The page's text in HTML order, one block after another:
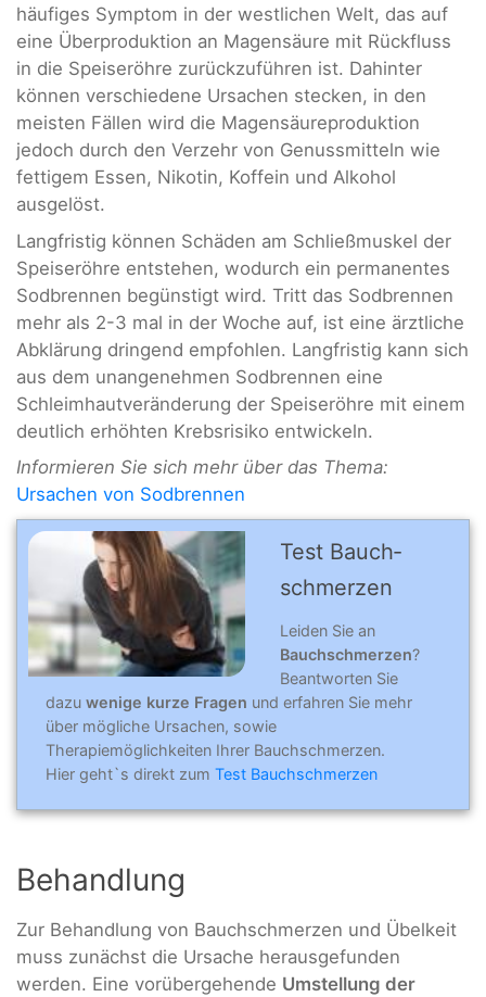
häufiges Symptom in der westlichen Welt, das auf
eine Überproduktion an Magensäure mit Rückfluss
in die Speiseröhre zurückzuführen ist. Dahinter
können verschiedene Ursachen stecken, in den
meisten Fällen wird die Magensäureproduktion
jedoch durch den Verzehr von Genussmitteln wie
fettigem Essen, Nikotin, Koffein und Alkohol
ausgelöst.
Langfristig können Schäden am Schließmuskel der
Speiseröhre entstehen, wodurch ein permanentes
Sodbrennen begünstigt wird. Tritt das Sodbrennen
mehr als 2-3 mal in der Woche auf, ist eine ärztliche
Abklärung dringend empfohlen. Langfristig kann sich
aus dem unangenehmen Sodbrennen eine
Schleimhautveränderung der Speiseröhre mit einem
deutlich erhöhten Krebsrisiko entwickeln.
Informieren Sie sich mehr über das Thema:
Ursachen von Sodbrennen
Test Bauch­
schmerzen
Leiden Sie an
Bauchschmerzen?
Beantworten Sie
dazu wenige kurze Fragen und erfahren Sie mehr
über mögliche Ursachen, sowie
Therapiemöglichkeiten Ihrer Bauchschmerzen.
Hier geht`s direkt zum Test Bauchschmerzen
Behandlung
Zur Behandlung von Bauchschmerzen und Übelkeit
muss zunächst die Ursache herausgefunden
werden. Eine vorübergehende Umstellung der